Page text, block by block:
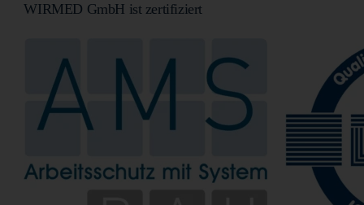
WIRMED GmbH ist zertifiziert